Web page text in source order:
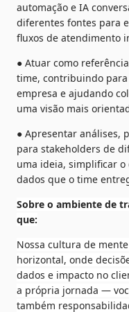
automação e IA
diferentes fontes para
fluxos de atendimento
● Atuar como
time, contribuindo
empresa e ajudando
uma visão mais
● Apresentar análises,
para stakeholders de
uma ideia, simplificar o
dados que o time
Sobre o ambiente de
que:
Nossa cultura de
horizontal, onde
dados e impacto no
a própria jornada —
também